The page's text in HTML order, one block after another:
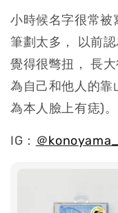
小時候名字很常被
筆劃太多， 以前
覺得很彆扭， 長
為自己和他人的靠
為本人臉上有痣)。
IG： ＠